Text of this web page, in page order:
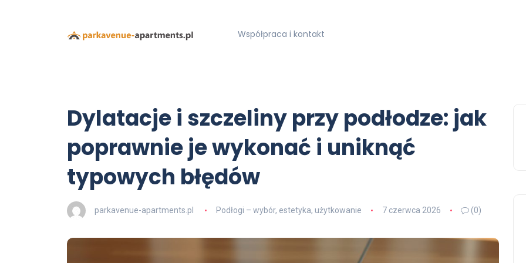
Współpraca i kontakt
Dylatacje i szczeliny przy podłodze: jak
poprawnie je wykonać i uniknąć
typowych błędów
parkavenue-apartments.pl Podłogi – wybór, estetyka, użytkowanie 7 czerwca 2026 (0)